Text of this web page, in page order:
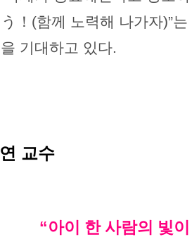
！(함께 노력해 나가자)”
기대하고 있다.
교수
“아이 한 사람의 빛